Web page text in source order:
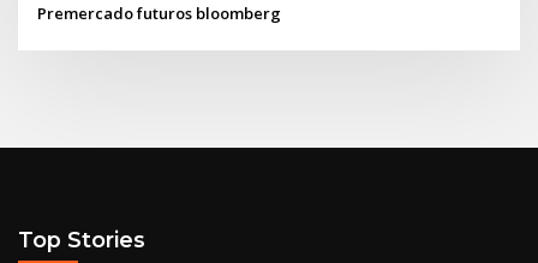
Premercado futuros bloomberg
Top Stories